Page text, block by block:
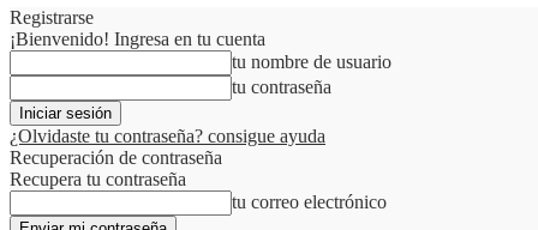
Registrarse
¡Bienvenido! Ingresa en tu cuenta
tu nombre de usuario
tu contraseña
¿Olvidaste tu contraseña? consigue ayuda
Recuperación de contraseña
Recupera tu contraseña
tu correo electrónico